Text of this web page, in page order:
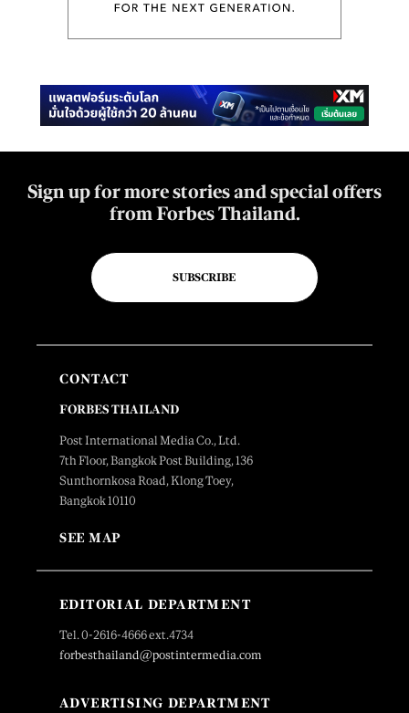
Sign up for more stories and special offers
from Forbes Thailand.
SUBSCRIBE
CONTACT
FORBES THAILAND
Post International Media Co., Ltd.
7th Floor, Bangkok Post Building, 136
Sunthornkosa Road, Klong Toey,
Bangkok 10110
SEE MAP
EDITORIAL DEPARTMENT
Tel. 0-2616-4666 ext.4734
forbesthailand@postintermedia.com
ADVERTISING DEPARTMENT